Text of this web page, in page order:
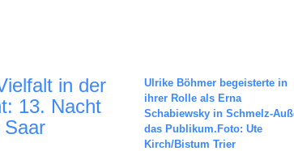
Ulrike Böhmer begeisterte in
ihrer Rolle als Erna
Schabiewsky in Schmelz-
das Publikum.Foto: Ute
Kirch/Bistum Trier
in der
13. Nacht
Saar